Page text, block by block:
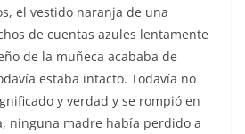
el vestido naranja de una
de cuentas azules lentamente
de la muñeca acababa de
estaba intacto. Todavía no
y verdad y se rompió en
ninguna madre había perdido a